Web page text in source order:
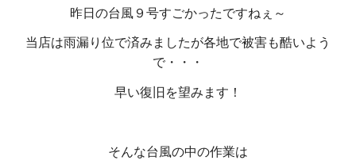
昨日の台風９号すごかったですねぇ～
当店は雨漏り位で済みましたが各地で被害も酷いよう
で・・・
早い復旧を望みます！
そんな台風の中の作業は